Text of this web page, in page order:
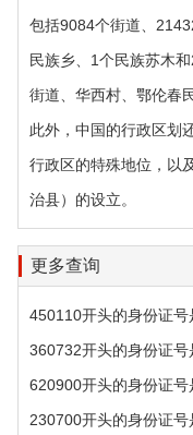
包括9084个街道、
民族乡、1个民族苏木
街道、华西村、鄂伦春
此外，中国的行政区划
行政区的特殊地位，以
治县）的设立。
更多查询
450110开头的身份证号
360732开头的身份证号
620900开头的身份证号
230700开头的身份证号